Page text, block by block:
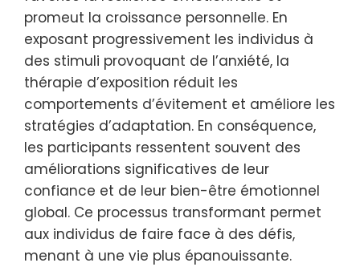
promeut la croissance personnelle. En
exposant progressivement les individus à
des stimuli provoquant de l’anxiété, la
thérapie d’exposition réduit les
comportements d’évitement et améliore les
stratégies d’adaptation. En conséquence,
les participants ressentent souvent des
améliorations significatives de leur
confiance et de leur bien-être émotionnel
global. Ce processus transformant permet
aux individus de faire face à des défis,
menant à une vie plus épanouissante.